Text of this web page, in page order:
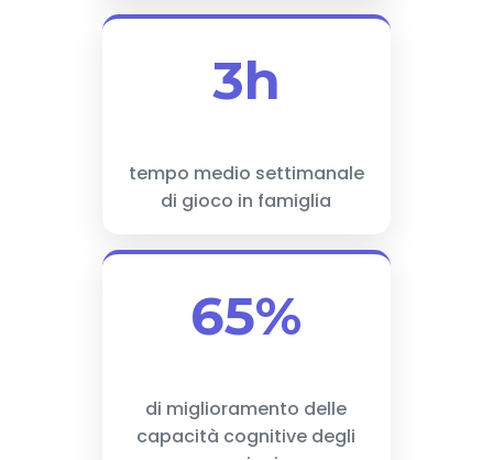
3h
tempo medio settimanale
di gioco in famiglia
65%
di miglioramento delle
capacità cognitive degli